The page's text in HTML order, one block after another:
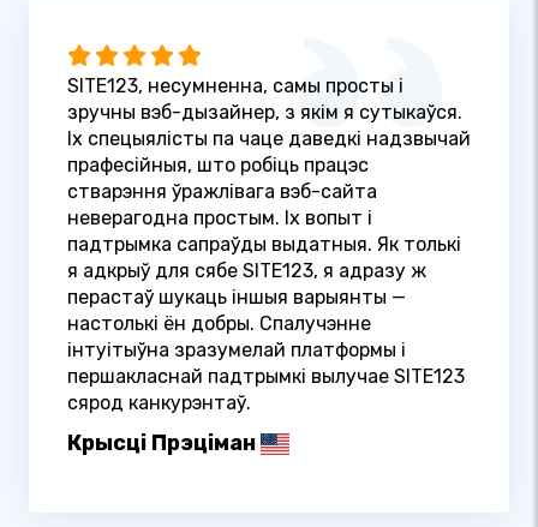
SITE123, несумненна, самы просты і
зручны вэб-дызайнер, з якім я сутыкаўся.
Іх спецыялісты па чаце даведкі надзвычай
прафесійныя, што робіць працэс
стварэння ўражлівага вэб-сайта
неверагодна простым. Іх вопыт і
падтрымка сапраўды выдатныя. Як толькі
я адкрыў для сябе SITE123, я адразу ж
перастаў шукаць іншыя варыянты —
настолькі ён добры. Спалучэнне
інтуітыўна зразумелай платформы і
першакласнай падтрымкі вылучае SITE123
сярод канкурэнтаў.
Крысці Прэціман